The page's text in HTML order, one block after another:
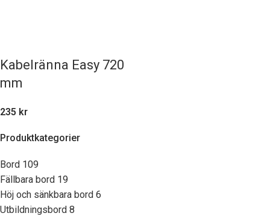
Produktkategorier
Bord 109
Fällbara bord 19
Höj och sänkbara bord 6
Utbildningsbord 8
Kabelränna Easy 720
mm
235 kr